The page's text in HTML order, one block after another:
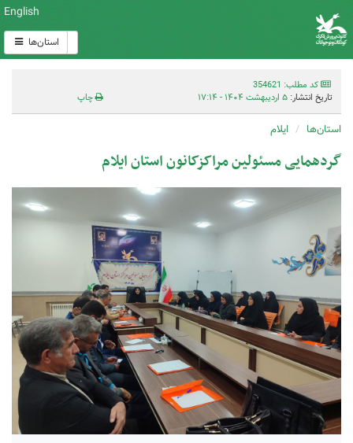
English
استان‌ها
کد مطلب: 354621
تاریخ انتشار: ۵ اردیبهشت ۱۴۰۴ - ۱۷:۱۴ چاپ
استان‌ها ایلام
گردهمایی مسئولین مراکزکانون استان ایلام